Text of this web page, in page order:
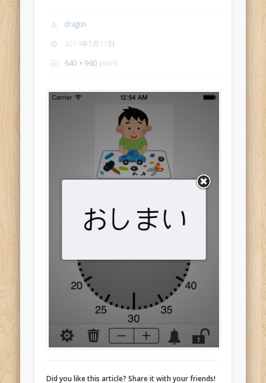
dragon
2014年5月17日
640 × 960 pixels
Did you like this article? Share it with your friends!